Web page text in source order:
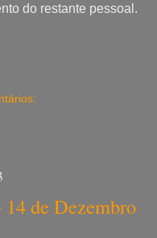
do restante pessoal.
de Dezembro